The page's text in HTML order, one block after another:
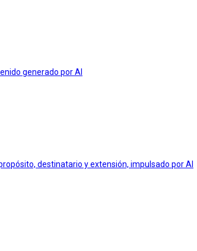
generado por AI
destinatario y extensión, impulsado por AI